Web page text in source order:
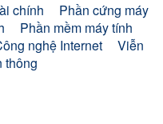
chính
Phần cứng máy
Phần mềm máy tính
nghệ Internet
Viễn
thông